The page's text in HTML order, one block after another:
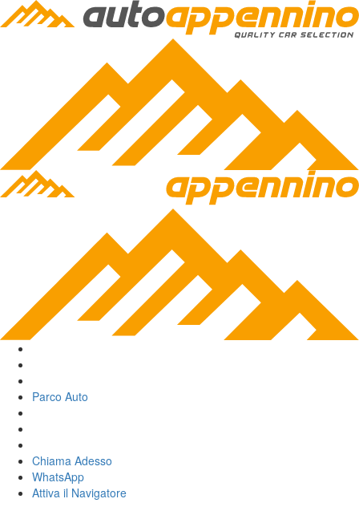
Parco Auto
Chiama Adesso
WhatsApp
Attiva il Navigatore